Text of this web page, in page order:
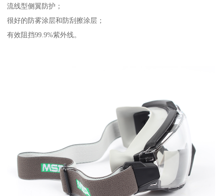
流线型侧翼防护；
很好的防雾涂层和防刮擦涂层；
有效阻挡99.9%紫外线。